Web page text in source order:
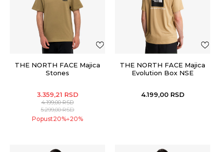
THE NORTH FACE Majica
Stones
3.359,21 RSD
4.199,00RSD
5.299,00RSD
Popust20%+20%
THE NORTH FACE Majica
Evolution Box NSE
4.199,00 RSD